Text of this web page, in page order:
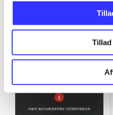
Tillad
Gå til serien